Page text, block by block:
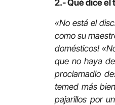
2.- Qué dice el
«No está el
como su
domésticos!
que no haya
proclamadlo
temed más
pajarillos por